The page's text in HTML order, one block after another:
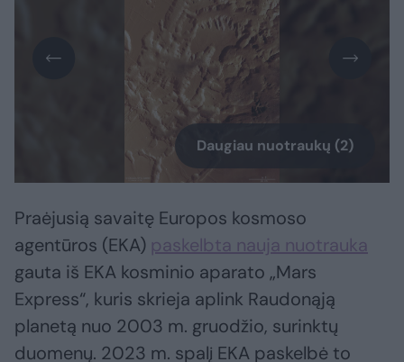
Daugiau nuotraukų (2)
Praėjusią savaitę Europos kosmoso
agentūros (EKA) paskelbta nauja nuotrauka
gauta iš EKA kosminio aparato „Mars
Express“, kuris skrieja aplink Raudonąją
planetą nuo 2003 m. gruodžio, surinktų
duomenų. 2023 m. spalį EKA paskelbė to